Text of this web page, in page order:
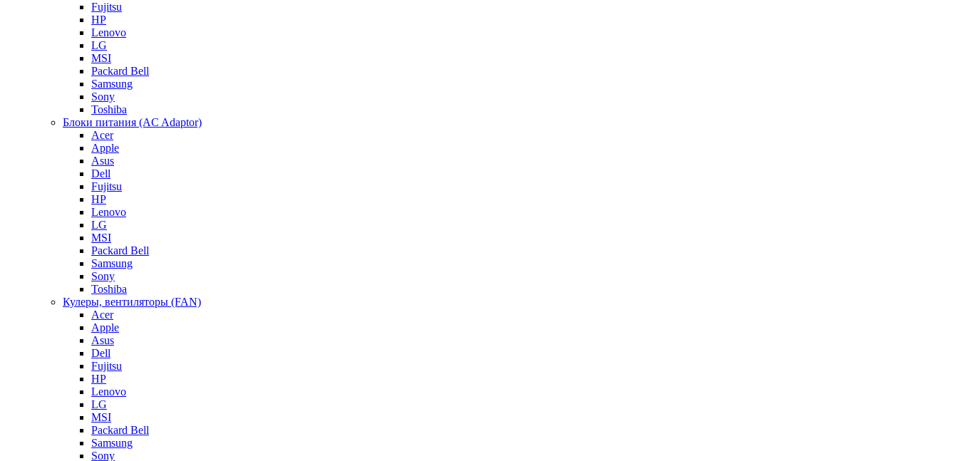
Fujitsu
HP
Lenovo
LG
MSI
Packard Bell
Samsung
Sony
Toshiba
Блоки питания (AC Adaptor)
Acer
Apple
Asus
Dell
Fujitsu
HP
Lenovo
LG
MSI
Packard Bell
Samsung
Sony
Toshiba
Кулеры, вентиляторы (FAN)
Acer
Apple
Asus
Dell
Fujitsu
HP
Lenovo
LG
MSI
Packard Bell
Samsung
Sony